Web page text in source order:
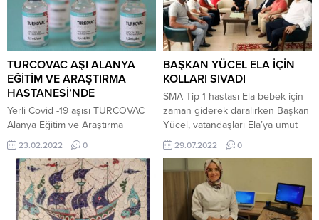
TURCOVAC AŞI ALANYA
EĞİTİM VE ARAŞTIRMA
HASTANESİ’NDE
Yerli Covid -19 aşısı TURCOVAC
Alanya Eğitim ve Araştırma
Hastanesi’nde uygulanmaya
başlandı. Hastane Başhekim Vekili
Anesteziyoloji ve Reanimasyon
Uzmanı Dr. Alper Öztürk, Aşılama
Ünitesi Sorumlu Hekimi Histoloji
ve Embriyoloji Anabilim Dalı
23.02.2022 0
BAŞKAN YÜCEL ELA İÇİN
KOLLARI SIVADI
SMA Tip 1 hastası Ela bebek için
zaman giderek daralırken Başkan
Yücel, vatandaşları Ela’ya umut
olmaya davet etti SMA hastası Ela
bebeğin zolgensma tedavisinin
fayda sağlayabilmesi için yaklaşık
30 günü kaldı. Daralan zaman
diliminde canlı yayın ve çeşitli
kampanyalarla destek olunmaya
29.07.2022 0